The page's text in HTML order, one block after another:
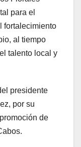
para el
fortalecimiento
al tiempo
talento local y
presidente
por su
de